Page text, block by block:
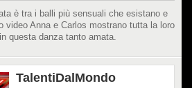
è tra i balli più sensuali che esistano e
video Anna e Carlos mostrano tutta la loro
questa danza tanto amata.
TalentiDalMondo